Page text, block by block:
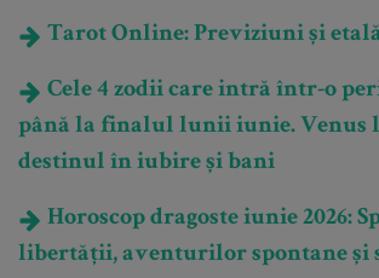
Tarot Online: Previziuni și
Cele 4 zodii care intră într-o
până la finalul lunii iunie. Venus
destinul în iubire și bani
Horoscop dragoste iunie 2026:
libertății, aventurilor spontane și